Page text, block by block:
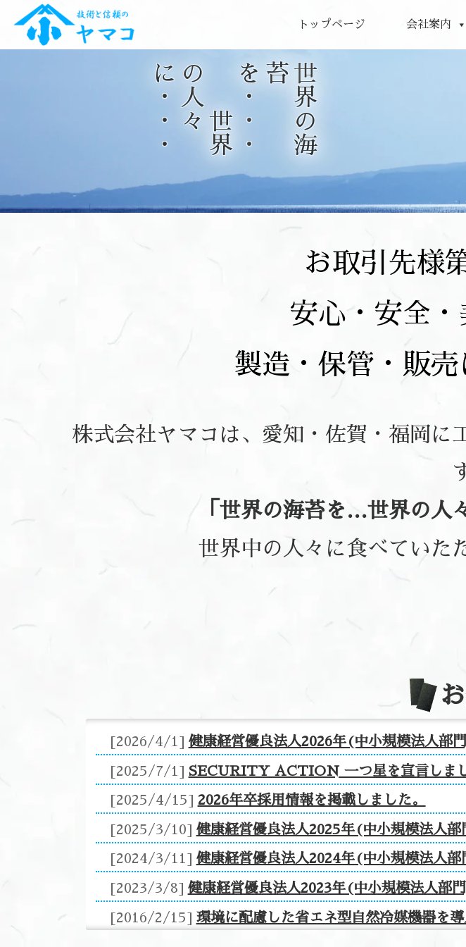
トップページ 会社案内
世
界
の
海
苔を
・
・
・
世
界
の
人
々
に
・
・
・
お取引先様
安心・安全
製造・保管・販売
株式会社ヤマコは、愛知・佐賀・福岡に
「世界の海苔を…世界の人
世界中の人々に食べていた
2026/4/1 健康経営優良法人2026年(中小規模法人部
2025/7/1 SECURITY ACTION 一つ星を宣言しまし
2025/4/15 2026年卒採用情報を掲載しました。
2025/3/10 健康経営優良法人2025年(中小規模法人
2024/3/11 健康経営優良法人2024年(中小規模法人部
2023/3/8 健康経営優良法人2023年(中小規模法人部
2016/2/15 環境に配慮した省エネ型自然冷媒機器を導